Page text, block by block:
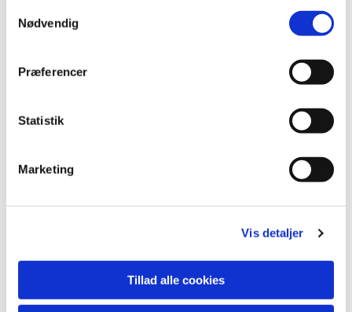
Nødvendig
Præferencer
Statistik
Marketing
Vis detaljer
Tillad alle cookies
kost de giver deres dyr så de er sunde og raske livet igennem.
J.E.Pitznersvej 7
ulla.hansen
@rigtighund
Følg med i butikkens mange kampagner og